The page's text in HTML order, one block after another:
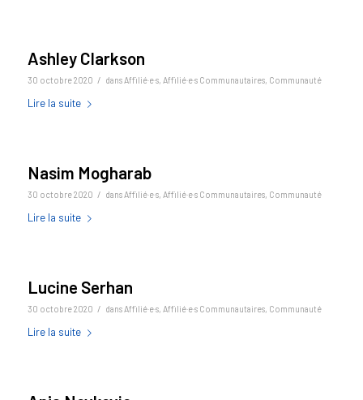
Ashley Clarkson
30 octobre 2020 / dans Affilié·e·s, Affilié·e·s Communautaires, Communauté
Lire la suite
Nasim Mogharab
30 octobre 2020 / dans Affilié·e·s, Affilié·e·s Communautaires, Communauté
Lire la suite
Lucine Serhan
30 octobre 2020 / dans Affilié·e·s, Affilié·e·s Communautaires, Communauté
Lire la suite